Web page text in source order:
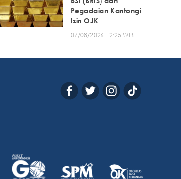
Pegadaian Kantongi
Izin OJK
07/08/2026 12:25 WIB